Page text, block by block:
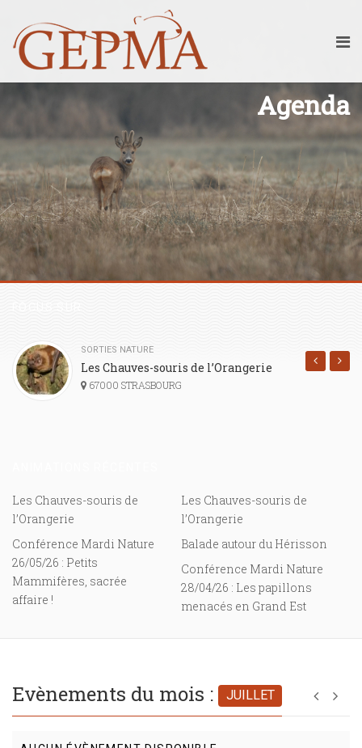
Agenda
SORTIES NATURE
Les Chauves-souris de l’Orangerie
67000 STRASBOURG
Les Chauves-souris de
l’Orangerie
Les Chauves-souris de
l’Orangerie
Conférence Mardi Nature
26/05/26 : Petits
Mammifères, sacrée
affaire !
Balade autour du Hérisson
Conférence Mardi Nature
28/04/26 : Les papillons
menacés en Grand Est
Evènements du mois : JUILLET